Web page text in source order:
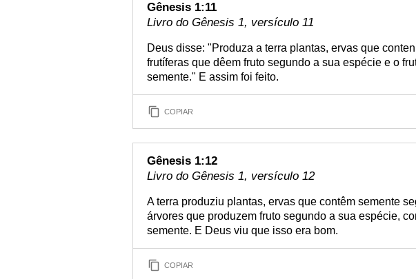
Gênesis 1:11
Livro do Gênesis 1, versículo 11
Deus disse: "Produza a terra plantas, ervas que
frutíferas que dêem fruto segundo a sua espécie e o
semente." E assim foi feito.
COPIAR
Gênesis 1:12
Livro do Gênesis 1, versículo 12
A terra produziu plantas, ervas que contêm semente
árvores que produzem fruto segundo a sua espécie,
semente. E Deus viu que isso era bom.
COPIAR